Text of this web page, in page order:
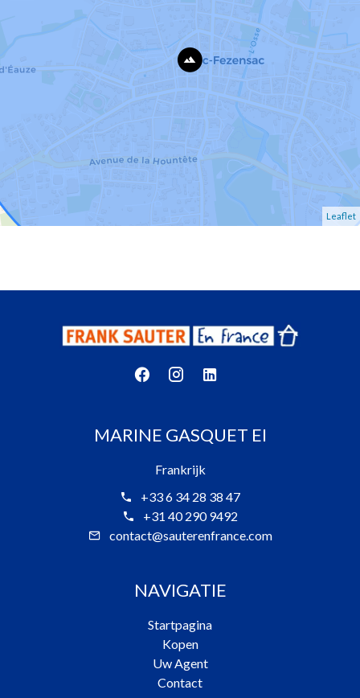
Leaflet
MARINE GASQUET EI
Frankrijk
+33 6 34 28 38 47
+31 40 290 9492
contact@sauterenfrance.com
NAVIGATIE
Startpagina
Kopen
Uw Agent
Contact